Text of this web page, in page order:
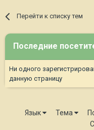
Перейти к списку тем
Последние
Ни одного
данную страницу
Язык Тема